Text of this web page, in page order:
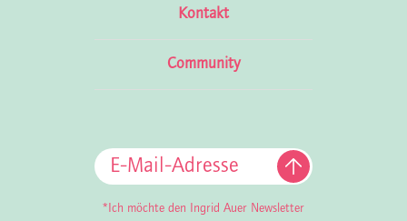
Kontakt
Community
*Ich möchte den Ingrid Auer Newsletter